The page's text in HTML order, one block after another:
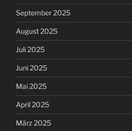
September 2025
August 2025
Juli 2025
Juni 2025
Mai 2025
April 2025
März 2025